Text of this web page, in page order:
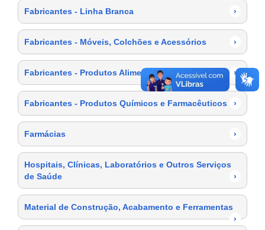
Fabricantes - Linha Branca ›
Fabricantes - Móveis, Colchões e Acessórios ›
Fabricantes - Produtos Alimentícios ›
Fabricantes - Produtos Químicos e Farmacêuticos ›
Farmácias ›
Hospitais, Clínicas, Laboratórios e Outros Serviços
de Saúde
›
Material de Construção, Acabamento e Ferramentas
›